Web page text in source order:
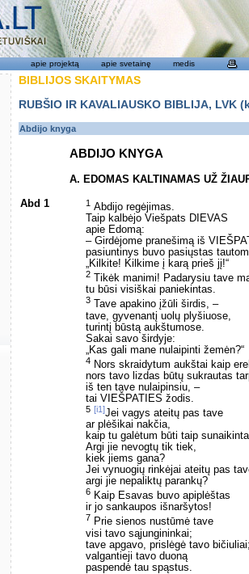
apie projektą apie svetainę medis
BIBLIJOS SKAITYMAS
RUBŠIO IR KAVALIAUSKO BIBLIJA,
Abdijo knyga
ABDIJO KNYGA
A. EDOMAS KALTINAMAS UŽ
Abd 1 1 Abdijo regėjimas.
Taip kalbėjo Viešpats DIEVAS
apie Edomą:
– Girdėjome pranešimą iš
pasiuntinys buvo pasiųstas
„Kilkite! Kilkime į karą prieš jį!“
2 Tikėk manimi! Padarysiu tave
tu būsi visiškai paniekintas.
3 Tave apakino įžūli širdis, –
tave, gyvenantį uolų plyšiuose,
turintį būstą aukštumose.
Sakai savo širdyje:
„Kas gali mane nulaipinti žemėn?“
4 Nors skraidytum aukštai kaip
nors tavo lizdas būtų sukrautas
iš ten tave nulaipinsiu, –
tai VIEŠPATIES žodis.
5 [i1]Jei vagys ateitų pas tave
ar plėšikai nakčia,
kaip tu galėtum būti taip
Argi jie nevogtų tik tiek,
kiek jiems gana?
Jei vynuogių rinkėjai ateitų pas
argi jie nepaliktų parankų?
6 Kaip Esavas buvo apiplėštas
ir jo sankaupos išnaršytos!
7 Prie sienos nustūmė tave
visi tavo sąjungininkai;
tave apgavo, prislėgė tavo
valgantieji tavo duoną
paspendė tau spąstus.